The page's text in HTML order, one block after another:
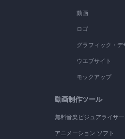
動画
ロゴ
グラフィック・デ
ウエブサイト
モックアップ
動画制作ツール
無料音楽ビジュアライザー
アニメーション ソフト